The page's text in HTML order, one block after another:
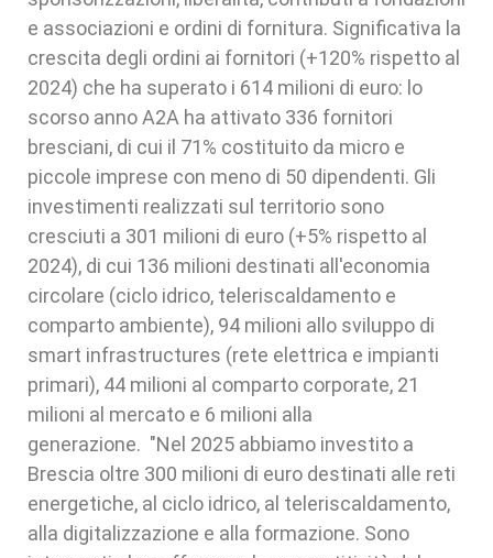
e associazioni e ordini di fornitura. Significativa la
crescita degli ordini ai fornitori (+120% rispetto al
2024) che ha superato i 614 milioni di euro: lo
scorso anno A2A ha attivato 336 fornitori
bresciani, di cui il 71% costituito da micro e
piccole imprese con meno di 50 dipendenti. Gli
investimenti realizzati sul territorio sono
cresciuti a 301 milioni di euro (+5% rispetto al
2024), di cui 136 milioni destinati all'economia
circolare (ciclo idrico, teleriscaldamento e
comparto ambiente), 94 milioni allo sviluppo di
smart infrastructures (rete elettrica e impianti
primari), 44 milioni al comparto corporate, 21
milioni al mercato e 6 milioni alla
generazione. "Nel 2025 abbiamo investito a
Brescia oltre 300 milioni di euro destinati alle reti
energetiche, al ciclo idrico, al teleriscaldamento,
alla digitalizzazione e alla formazione. Sono